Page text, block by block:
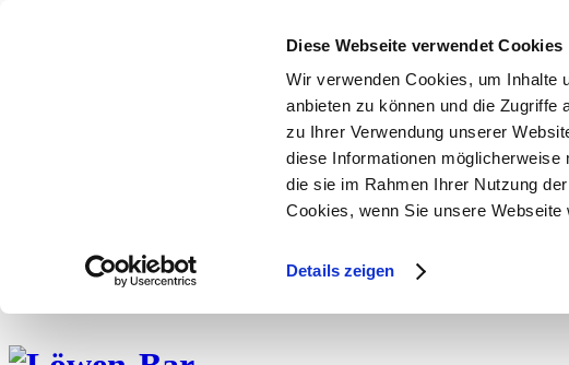
Diese Webseite verwendet Cookies
Wir verwenden Cookies, um Inhalte
anbieten zu können und die Zugriffe
zu Ihrer Verwendung unserer
diese Informationen
die sie im Rahmen Ihrer Nutzung
Cookies, wenn Sie unsere Webseite
Details zeigen